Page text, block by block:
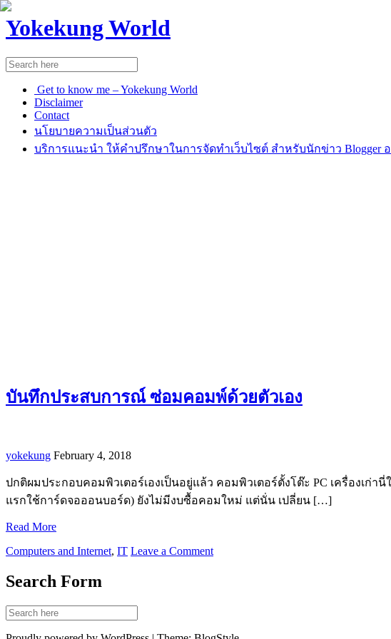
Yokekung World
Get to know me – Yokekung World
Disclaimer
Contact
นโยบายความเป็นส่วนตัว
บริการแนะนำ ให้คำปรึกษาในการจัดทำเว็บไซต์ สำหรับนักข่าว Blogger
บันทึกประสบการณ์ ซ่อมคอมพ์ด้วยตัวเอง
yokekung February 4, 2018
ปกติผมประกอบคอมพิวเตอร์เองเป็นอยู่แล้ว คอมพิวเตอร์ตั้งโต๊ะ PC เครื่องเก่านี่
แรกใช้การ์ดจอออนบอร์ด) ยังไม่มีงบซื้อคอมใหม่ แต่นั่น เปลี่ยน […]
Read More
Computers and Internet, IT Leave a Comment
Search Form